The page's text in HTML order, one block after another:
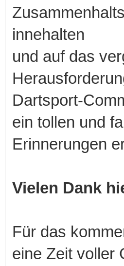
innehalten
und auf das
Dartsport-
ein tollen und
Erinnerungen
Vielen Dank
Für das
eine Zeit voller